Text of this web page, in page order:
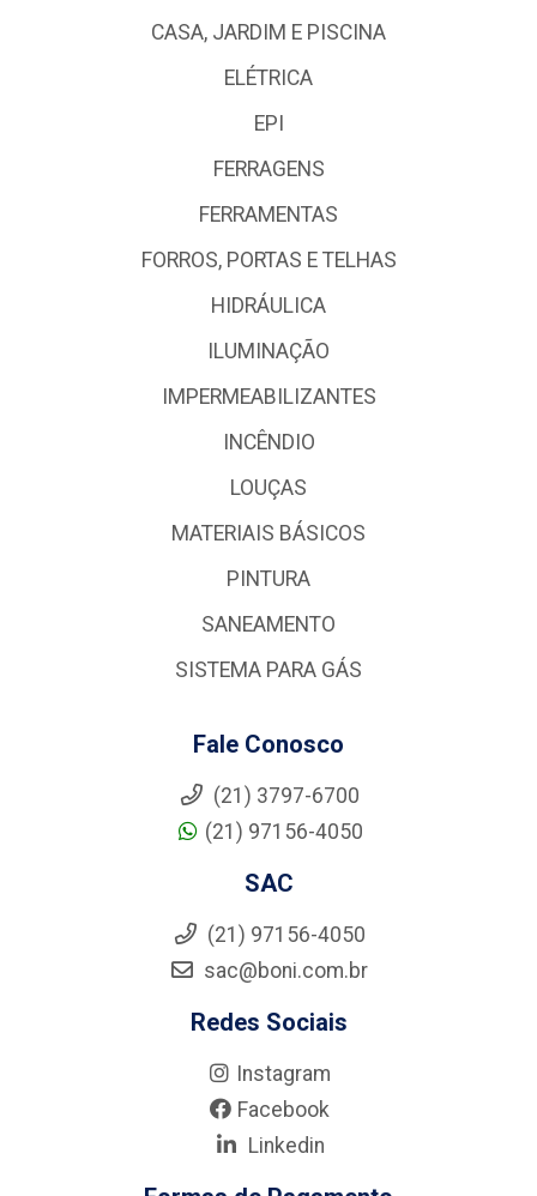
CASA, JARDIM E PISCINA
ELÉTRICA
EPI
FERRAGENS
FERRAMENTAS
FORROS, PORTAS E TELHAS
HIDRÁULICA
ILUMINAÇÃO
IMPERMEABILIZANTES
INCÊNDIO
LOUÇAS
MATERIAIS BÁSICOS
PINTURA
SANEAMENTO
SISTEMA PARA GÁS
Fale Conosco
(21) 3797-6700
(21) 97156-4050
SAC
(21) 97156-4050
sac@boni.com.br
Redes Sociais
Instagram
Facebook
Linkedin